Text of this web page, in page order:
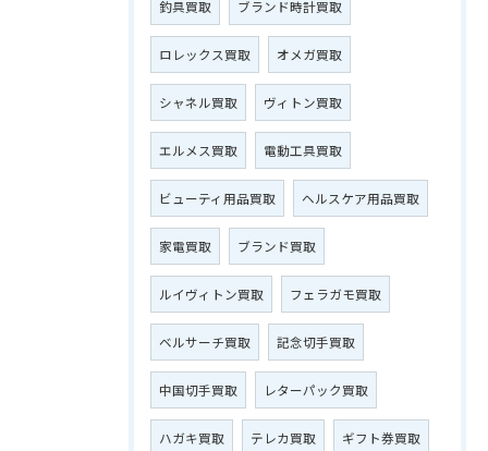
釣具買取 ブランド時計買取
ロレックス買取 オメガ買取
シャネル買取 ヴィトン買取
エルメス買取 電動工具買取
ビューティ用品買取 ヘルスケア用品買取
家電買取 ブランド買取
ルイヴィトン買取 フェラガモ買取
ベルサーチ買取 記念切手買取
中国切手買取 レターパック買取
ハガキ買取 テレカ買取 ギフト券買取